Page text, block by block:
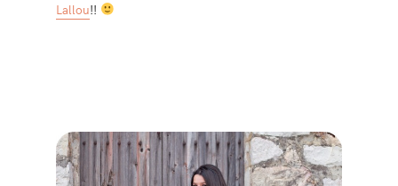
Lallou!!